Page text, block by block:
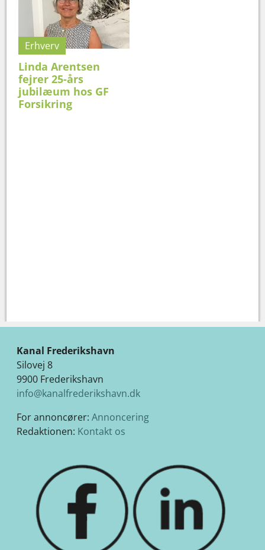
Erhverv
Linda Arentsen
fejrer 25-års
jubilæum hos GF
Forsikring
Kanal Frederikshavn
Silovej 8
9900 Frederikshavn
info@kanalfrederikshavn.dk
For annoncører: Annoncering
Redaktionen: Kontakt os